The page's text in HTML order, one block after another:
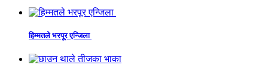
हिम्मतले भरपूर एन्जिला